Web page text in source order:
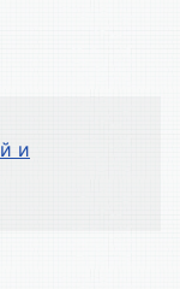
и